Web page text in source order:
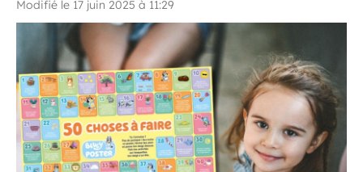
Modifié le 17 juin 2025 à 11:29